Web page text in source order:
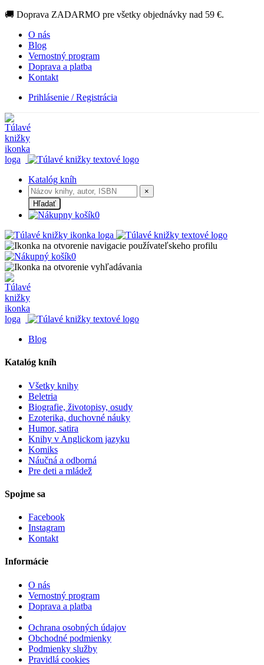
🚚 Doprava ZADARMO pre všetky objednávky nad 59 €.
O nás
Blog
Vernostný program
Doprava a platba
Kontakt
Prihlásenie / Registrácia
Katalóg kníh
×
Hľadať
0
0
Blog
Katalóg kníh
Všetky knihy
Beletria
Biografie, životopisy, osudy
Ezoterika, duchovné náuky
Humor, satira
Knihy v Anglickom jazyku
Komiks
Náučná a odborná
Pre deti a mládež
Spojme sa
Facebook
Instagram
Kontakt
Informácie
O nás
Vernostný program
Doprava a platba
Ochrana osobných údajov
Obchodné podmienky
Podmienky služby
Pravidlá cookies